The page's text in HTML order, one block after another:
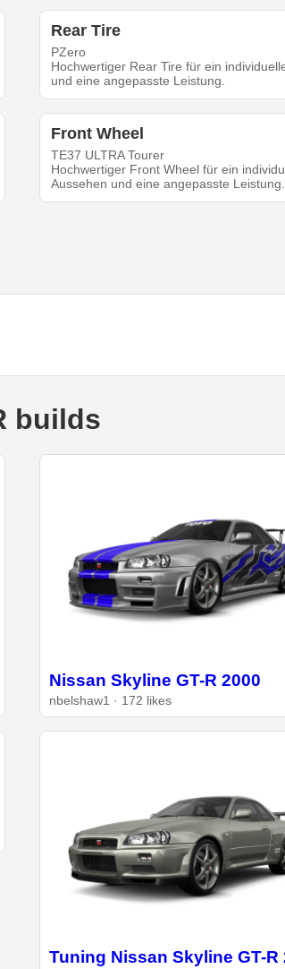
Rear Tire
PZero
Hochwertiger Rear Tire für ein
und eine angepasste Leistung.
Front Wheel
TE37 ULTRA Tourer
Hochwertiger Front Wheel für ein
Aussehen und eine angepasste Leistung.
builds
Nissan Skyline GT-R 2000
nbelshaw1 · 172 likes
Tuning Nissan Skyline GT-R